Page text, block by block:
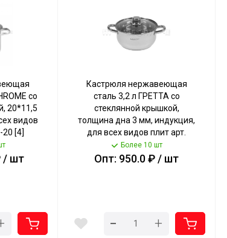
со
20*11,5
видов
20 [4]
/ шт
Кастрюля нержавеющая
сталь 3,2 л ГРЕТТА со
стеклянной крышкой,
толщина дна 3 мм, индукция,
для всех видов плит арт.
KT04-D-30 [4] КАТУНЬ
Более 10 шт
Опт: 950.0 ₽ / шт
- +